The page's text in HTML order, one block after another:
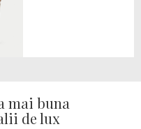
mai buna
de lux